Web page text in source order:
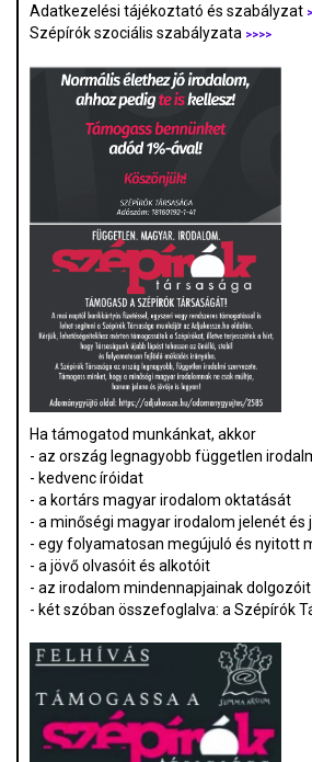
Adatkezelési tájékoztató és szabályzat
Szépírók szociális szabályzata >>>>
Ha támogatod munkánkat, akkor
- az ország legnagyobb független
- kedvenc íróidat
- a kortárs magyar irodalom oktatását
- a minőségi magyar irodalom jelenét és
- egy folyamatosan megújuló és nyitott
- a jövő olvasóit és alkotóit
- az irodalom mindennapjainak dolgozóit
- két szóban összefoglalva: a Szépírók